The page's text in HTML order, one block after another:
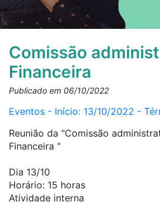
Comissão
Financeira
Publicado em 06/10/2022
Eventos - Início: 13/10/2022 -
Reunião da "Comissão
Financeira "
Dia 13/10
Horário: 15 horas
Atividade interna